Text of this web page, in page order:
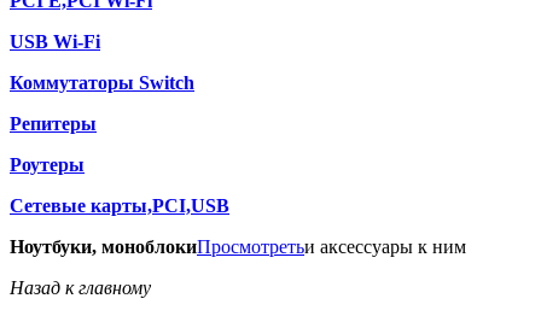
USB Wi-Fi
Коммутаторы Switch
Репитеры
Роутеры
Сетевые карты,PCI,USB
Ноутбуки, моноблокиПросмотретьи аксессуары к ним
Назад к главному